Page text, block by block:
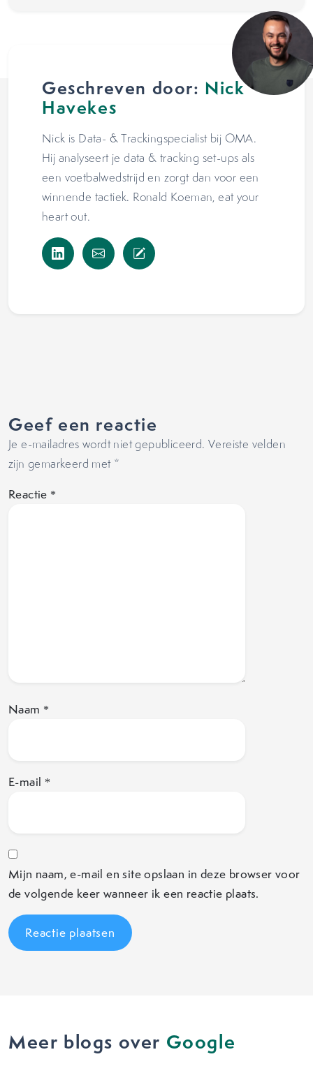
Geschreven door: Nick
Havekes
Nick is Data- & Trackingspecialist bij OMA.
Hij analyseert je data & tracking set-ups als
een voetbalwedstrijd en zorgt dan voor een
winnende tactiek. Ronald Koeman, eat your
heart out.
Geef een reactie
Je e-mailadres wordt niet gepubliceerd. Vereiste velden
zijn gemarkeerd met *
Reactie *
Naam *
E-mail *
Mijn naam, e-mail en site opslaan in deze browser voor
de volgende keer wanneer ik een reactie plaats.
Meer blogs over Google